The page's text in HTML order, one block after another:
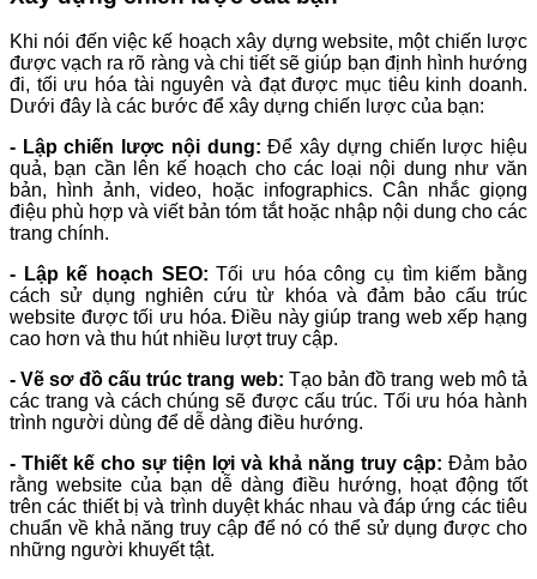
Khi nói đến việc kế hoạch xây dựng website, một chiến lược
được vạch ra rõ ràng và chi tiết sẽ giúp bạn định hình hướng
đi, tối ưu hóa tài nguyên và đạt được mục tiêu kinh doanh.
Dưới đây là các bước để xây dựng chiến lược của bạn:
- Lập chiến lược nội dung: Để xây dựng chiến lược hiệu
quả, bạn cần lên kế hoạch cho các loại nội dung như văn
bản, hình ảnh, video, hoặc infographics. Cân nhắc giọng
điệu phù hợp và viết bản tóm tắt hoặc nhập nội dung cho các
trang chính.
- Lập kế hoạch SEO: Tối ưu hóa công cụ tìm kiếm bằng
cách sử dụng nghiên cứu từ khóa và đảm bảo cấu trúc
website được tối ưu hóa. Điều này giúp trang web xếp hạng
cao hơn và thu hút nhiều lượt truy cập.
- Vẽ sơ đồ cấu trúc trang web: Tạo bản đồ trang web mô tả
các trang và cách chúng sẽ được cấu trúc. Tối ưu hóa hành
trình người dùng để dễ dàng điều hướng.
- Thiết kế cho sự tiện lợi và khả năng truy cập: Đảm bảo
rằng website của bạn dễ dàng điều hướng, hoạt động tốt
trên các thiết bị và trình duyệt khác nhau và đáp ứng các tiêu
chuẩn về khả năng truy cập để nó có thể sử dụng được cho
những người khuyết tật.